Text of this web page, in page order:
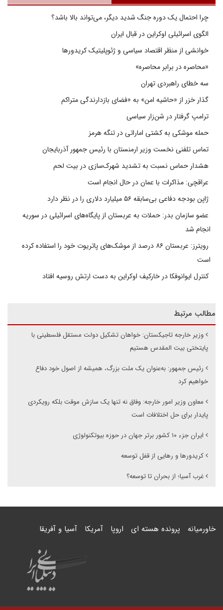
چرا احتمال یک دوره جنگ شدید دیگر، می‌تواند بالا باشد؟
الگوی اسرائیلی اوکراین در قبال ایران
خوانشی از منظر اقتصاد سیاسی و ژئوپلیتیک کریدورها
«محاصره در برابر محاصره»
سه خطای راهبردی تهران
گذار خزر از «حاشیه امن» به «فضای بازدارندگی متراکم
ترامپ گرفتار در شن‌زار سیاسی
حمله موشکی به کشتی اماراتی در تنگه هرمز
تماس تلفنی نخست وزیر ارمنستان با رئیس جمهور آذربایجان
هشدار حماس نسبت به تشدید شهرک‌سازی در بیت‌ لحم
عراقچی: مذاکرات با عمان در حال انجام است
ژاپن بودجه دفاعی بی‌سابقه ۵۶ میلیارد دلاری را در نظر دارد
عضو سازمان بدر: حملات به عربستان از پایگاه‌های اسرائیلی در سوریه
انجام شد
رویترز: عربستان ۸۶ درصد از موشک‌های پاتریوت خود را استفاده کرده
است
کنترل ایوانوفکا در خارکیف اوکراین به دست ارتش روسیه افتاد
مطالب مرتبط
وزیر خارجه تاجیکستان: خواهان تشکیل دولت مستقل فلسطینی با
پایتختی بیت المقدس هستیم‌
رئیس جمهور: به‌عنوان یک ملت بزرگ، همیشه از اصول خود دفاع
خواهیم کرد
معاون وزیر امور خارجه: وفاق نه تنها یک سازش موقت بلکه رویکردی
پایدار برای حل اختلافات است
ایران جزء ۱۰ کشور برتر جهان در حوزه بیوتکنولوژی
کریدورها و رهایی از قفل توسعه
غرب آسیا؛ از بحران تا توسعه؟
خاورمیانه پرونده هسته ای اروپا آمریکا آسیا و آفریقا